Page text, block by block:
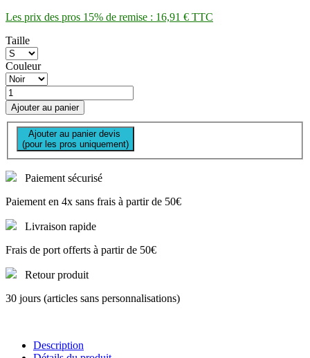
Les prix des pros 15% de remise : 16,91 € TTC
Taille
Couleur
Ajouter au panier
Ajouter au panier devis
(pour les pros uniquement)
Paiement sécurisé
Paiement en 4x sans frais à partir de 50€
Livraison rapide
Frais de port offerts à partir de 50€
Retour produit
30 jours (articles sans personnalisations)
Description